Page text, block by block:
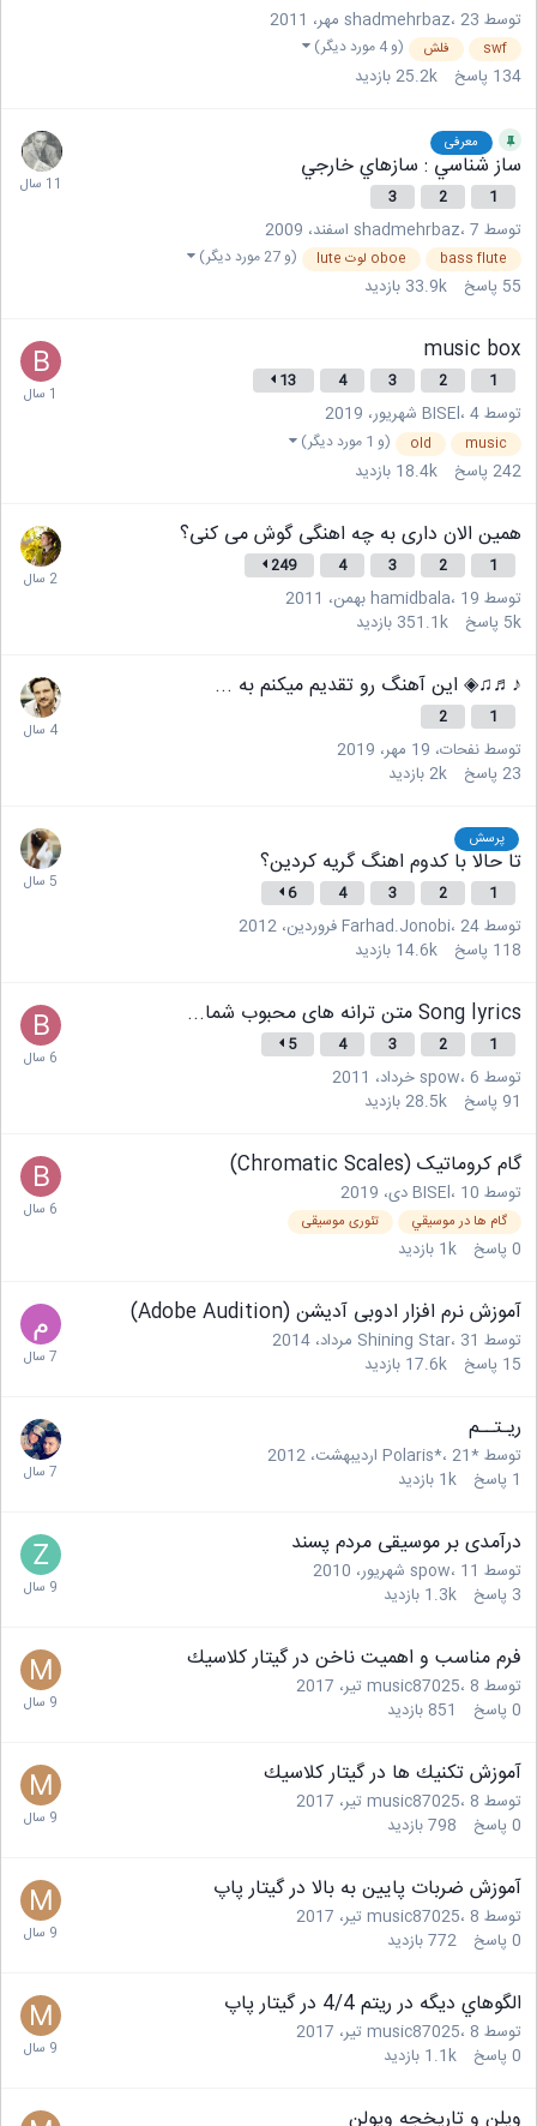
توسط shadmehrbaz ،23 مهر، 2011
swf فلش (و 4 مورد دیگر)
134 پاسخ 25.2kبازدید
معرفی
ساز شناسي : سازهاي خارجي
1
2
3
توسط shadmehrbaz ،7 اسفند، 2009
bass flute oboe لوت lute (و 27 مورد دیگر)
55 پاسخ 33.9k بازدید
music box
1
2
3
4
13
توسط BISEl ،4 شهریور، 2019
music
old (و 1 مورد دیگر)
242پاسخ 18.4k بازدید
همین الان داری به چه اهنگی گوش می کنی؟
1
2
3
4
249
توسط hamidbala ،19 بهمن، 2011
5k پاسخ 351.1k بازدید
♪♬♫◈ این آهنگ رو تقدیم میکنم به ...
1
2
توسطنفحات، 19 مهر، 2019
23پاسخ 2kبازدید
پرسش
تا حالا با کدوم اهنگ گریه کردین؟
1
2
3
4
6
توسط Farhad.Jonobi ،24 فروردین، 2012
118
پاسخ 14.6k بازدید
Song lyrics متن ترانه های محبوب شما...
1
2
3
4
5
توسط spow ،6 خرداد، 2011
91پاسخ 28.5kبازدید
گام کروماتیک (Chromatic Scales)
توسط BISEl ،10 دی، 2019
گام ها در موسيقي تئوری موسیقی
0پاسخ 1k بازدید
آموزش نرم افزار ادوبی آدیشن (Adobe Audition)
توسط Shining Star ،31 مرداد، 2014
15
پاسخ 17.6k بازدید
ریـتــم
توسط*Polaris* ،21 اردیبهشت، 2012
پاسخ 1k بازدید
درآمدی بر موسیقی مردم پسند
توسط spow ،11 شهریور، 2010
3 پاسخ 1.3k بازدید
فرم مناسب و اهميت ناخن در گيتار كلاسيك
توسط music87025 ،8 تیر، 2017
0پاسخ 851 بازدید
آموزش تكنيك ها در گيتار كلاسيك
توسط music87025 ،8 تیر، 2017
0پاسخ 798بازدید
آموزش ضربات پايين به بالا در گيتار پاپ
توسط music87025 ،8 تیر، 2017
0پاسخ 772بازدید
الگوهاي ديگه در ريتم 4/4 در گيتار پاپ
توسط music87025 ،8 تیر، 2017
0پاسخ 1.1k بازدید
ويلن و تاريخجه ويولن